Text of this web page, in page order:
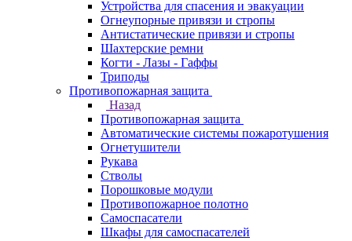
Устройства для спасения и эвакуации
Огнеупорные привязи и стропы
Антистатические привязи и стропы
Шахтерские ремни
Когти - Лазы - Гаффы
Триподы
Противопожарная защита
Назад
Противопожарная защита
Автоматические системы пожаротушения
Огнетушители
Рукава
Стволы
Порошковые модули
Противопожарное полотно
Самоспасатели
Шкафы для самоспасателей